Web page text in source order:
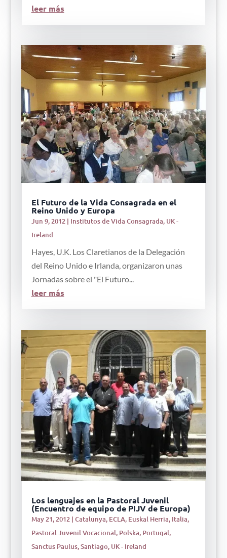
leer más
El Futuro de la Vida Consagrada en el
Reino Unido y Europa
Jun 9, 2012| Institutos de Vida Consagrada, UK -
Ireland
Hayes, U.K. Los Claretianos de la Delegación
del Reino Unido e Irlanda, organizaron unas
Jornadas sobre el "El Futuro...
leer más
Los lenguajes en la Pastoral Juvenil
(Encuentro de equipo de PIJV de Europa)
May 21, 2012| Catalunya, ECLA, Euskal Herria, Italia,
Pastoral Juvenil Vocacional, Polska, Portugal,
Sanctus Paulus,Santiago, UK - Ireland